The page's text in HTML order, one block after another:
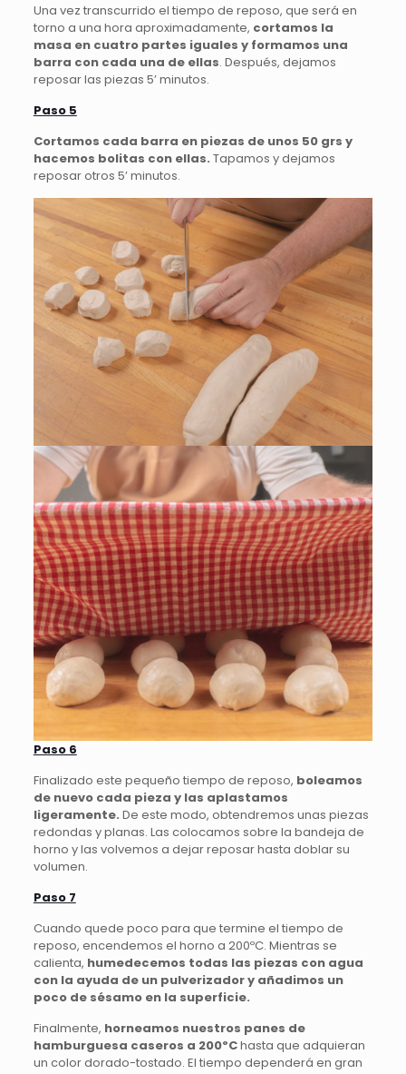
Una vez transcurrido el tiempo de reposo, que será en
torno a una hora aproximadamente, cortamos la
masa en cuatro partes iguales y formamos una
barra con cada una de ellas. Después, dejamos
reposar las piezas 5’ minutos.
Paso 5
Cortamos cada barra en piezas de unos 50 grs y
hacemos bolitas con ellas. Tapamos y dejamos
reposar otros 5’ minutos.
Paso 6
Finalizado este pequeño tiempo de reposo, boleamos
de nuevo cada pieza y las aplastamos
ligeramente. De este modo, obtendremos unas piezas
redondas y planas. Las colocamos sobre la bandeja de
horno y las volvemos a dejar reposar hasta doblar su
volumen.
Paso 7
Cuando quede poco para que termine el tiempo de
reposo, encendemos el horno a 200ºC. Mientras se
calienta, humedecemos todas las piezas con agua
con la ayuda de un pulverizador y añadimos un
poco de sésamo en la superficie.
Finalmente, horneamos nuestros panes de
hamburguesa caseros a 200ºChasta que adquieran
un color dorado-tostado. El tiempo dependerá en gran